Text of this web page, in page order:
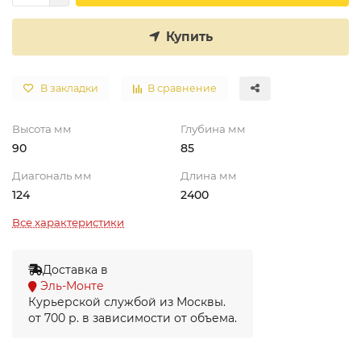
Купить
В закладки В сравнение
Высота мм
90
Глубина мм
85
Диагональ мм
124
Длина мм
2400
Все характеристики
Доставка в
Эль-Монте
Курьерской службой из Москвы.
от 700 р. в зависимости от объема.